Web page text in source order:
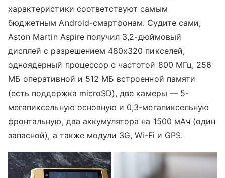
характеристики соответствуют самым
бюджетным Android-смартфонам. Судите сами,
Aston Martin Aspire получил 3,2-дюймовый
дисплей с разрешением 480х320 пикселей,
одноядерный процессор с частотой 800 МГц, 256
МБ оперативной и 512 МБ встроенной памяти
(есть поддержка microSD), две камеры — 5-
мегапиксельную основную и 0,3-мегапиксельную
фронтальную, два аккумулятора на 1500 мАч (один
запасной), а также модули 3G, Wi-Fi и GPS.